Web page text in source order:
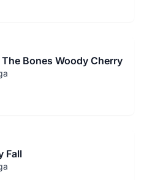
Bones Woody Cherry
Fall